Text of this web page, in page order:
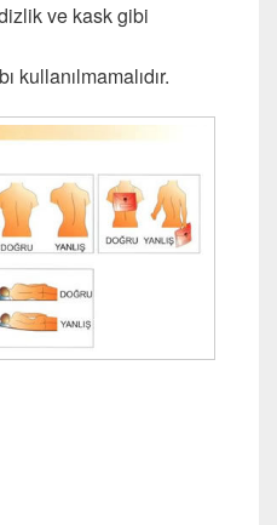
ve kask gibi
kullanılmamalıdır.